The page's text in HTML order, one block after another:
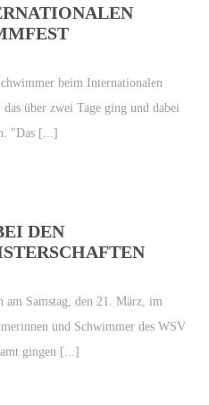
beim Internationalen
über zwei Tage ging und dabei
"Das [...]
DEN
am Samstag, den 21. März, im
und Schwimmer des WSV
gingen [...]